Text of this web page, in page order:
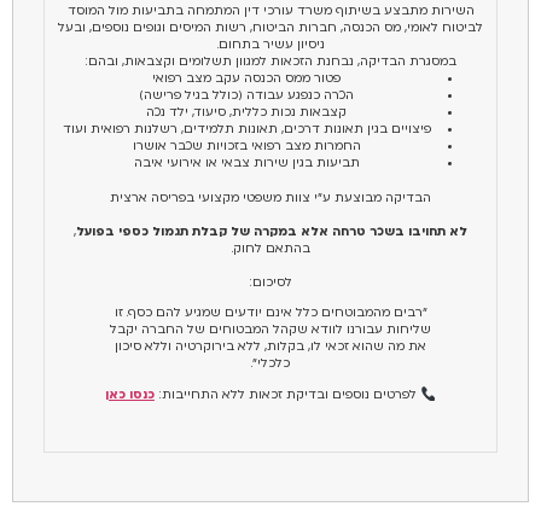
השירות מתבצע בשיתוף משרד עורכי דין המתמחה בתביעות מול המוסד
לביטוח לאומי, מס הכנסה, חברות הביטוח, רשות המיסים וגופים נוספים, ובעל
ניסיון עשיר בתחום.
במסגרת הבדיקה, נבחנת הזכאות למגוון תשלומים וקצבאות, ובהם:
פטור ממס הכנסה עקב מצב רפואי
הכרה כנפגע עבודה (כולל בגיל פרישה)
קצבאות נכות כללית, סיעוד, ילד נכה
פיצויים בגין תאונות דרכים, תאונות תלמידים, רשלנות רפואית ועוד
החמרות מצב רפואי בזכויות שכבר אושרו
תביעות בגין שירות צבאי או אירועי איבה
הבדיקה מבוצעת ע"י צוות משפטי מקצועי בפריסה ארצית
לא תחויבו בשכר טרחה אלא במקרה של קבלת תגמול כספי בפועל,
בהתאם לחוק.
לסיכום:
"רבים מהמבוטחים כלל אינם יודעים שמגיע להם כסף. זו
שליחות עבורנו לוודא שקהל המבטוחים של החברה יקבל
את מה שהוא זכאי לו, בקלות, ללא בירוקרטיה וללא סיכון
כלכלי".
לפרטים נוספים ובדיקת זכאות ללא התחייבות:כנסו כאן